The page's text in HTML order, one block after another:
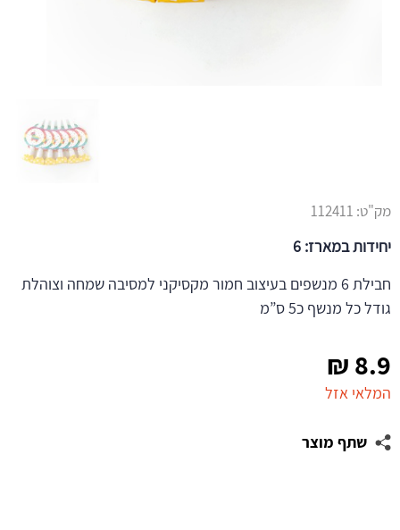
8.9
₪
המלאי אזל
שתף מוצר
מק"ט: 112411
יחידות במארז: 6
חבילת 6 מנשפים בעיצוב חמור מקסיקני למסיבה שמחה וצוהלת
גודל כל מנשף כ5 ס”מ